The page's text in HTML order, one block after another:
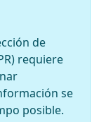
de
requiere
se
posible.